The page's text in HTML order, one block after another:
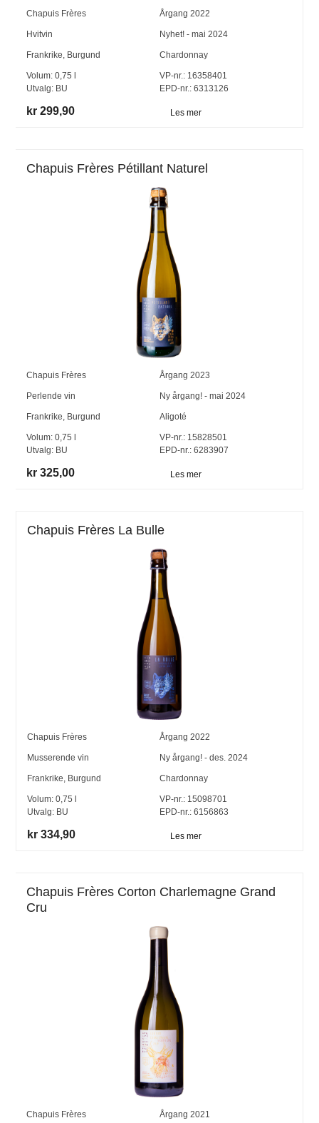
Chapuis Frères Årgang 2022
Hvitvin Nyhet! - mai 2024
Frankrike, Burgund Chardonnay
Volum:0,75 l
Utvalg: BU
VP-nr.:16358401
EPD-nr.: 6313126
kr 299,90 Les mer
Chapuis Frères Pétillant Naturel
Chapuis Frères Årgang 2023
Perlende vin Ny årgang! - mai 2024
Frankrike, Burgund Aligoté
Volum:0,75 l
Utvalg: BU
VP-nr.:15828501
EPD-nr.: 6283907
kr 325,00 Les mer
Chapuis Frères La Bulle
Chapuis Frères Årgang 2022
Musserende vin Ny årgang! - des. 2024
Frankrike Burgund Chardonnay
Volum:0,75 l
Utvalg: BU
VP-nr.: 15098701
EPD-nr.: 6156863
kr 334,90 Les mer
Chapuis Frères Corton Charlemagne Grand
Cru
Chapuis Frères Årgang 2021